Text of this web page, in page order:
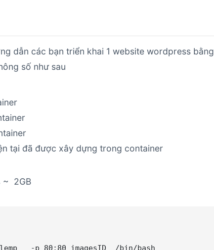
dẫn các bạn triển khai 1 website wordpress bằng
số như sau
tại đã được xây dựng trong container
~ 2GB
-p 80:80 imagesID  /bin/bash